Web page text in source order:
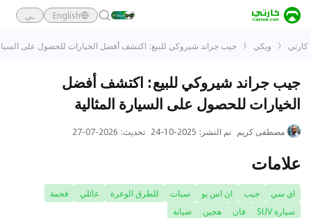
English ـي
كارتي ويكي جيب جراند شيروكي للبيع: اكتشف أفضل الخيارات للحصول على
جيب جراند شيروكي للبيع: اكتشف أفضل
الخيارات للحصول على السيارة المثالية
مصطفى كريم تم النشر :
2025-10-24 تحديث:
2026-07-27
علامات
اي سي جيب ان اس يو سيات للطرق الوعرة عائلي
فخمة
سيارة SUV
فان هجين صيانة